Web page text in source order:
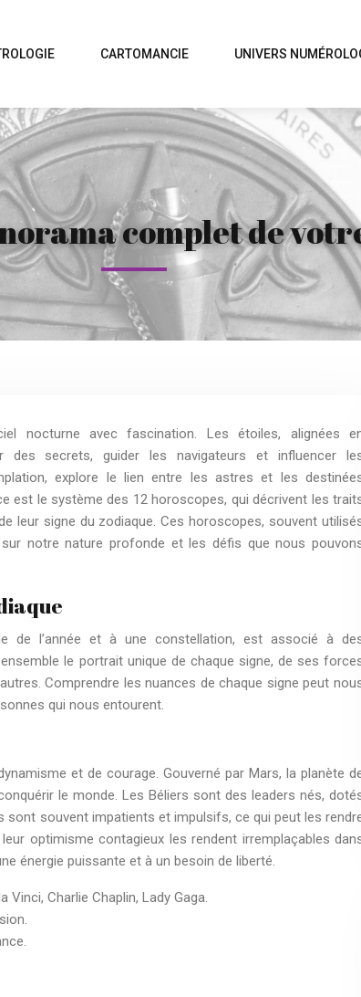
CARTOMANCIE UNIVERS
complet de
nocturne avec fascination. Les étoiles, alignées
des secrets, guider les navigateurs et influencer
explore le lien entre les astres et les
est le système des 12 horoscopes, qui décrivent les
leur signe du zodiaque. Ces horoscopes, souvent
notre nature profonde et les défis que nous
de l’année et à une constellation, est associé à
le portrait unique de chaque signe, de ses
Comprendre les nuances de chaque signe peut
qui nous entourent.
et de courage. Gouverné par Mars, la planète
le monde. Les Béliers sont des leaders nés,
sont souvent impatients et impulsifs, ce qui peut les
optimisme contagieux les rendent irremplaçables
énergie puissante et à un besoin de liberté.
Charlie Chaplin, Lady Gaga.